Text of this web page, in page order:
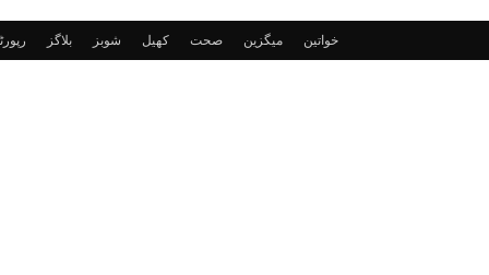
بلاگز شوبز کھیل صحت میگزین خواتین